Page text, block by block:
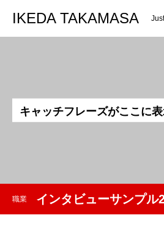
IKEDA TAKAMASA
キャ ッチフレーズがこ こ に表
職業 インタビューサンプル